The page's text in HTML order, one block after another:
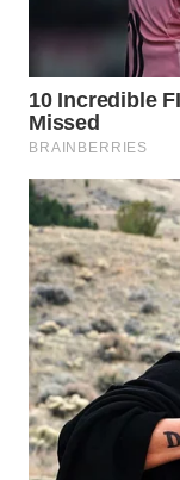
WN
TANJUNG
LESUNG
WN
WN
SIMALUNGUN
WN
LABUHANBATU
WN
TAPANULI
TENGAH